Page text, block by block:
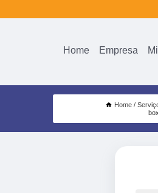
Home Empresa
Home